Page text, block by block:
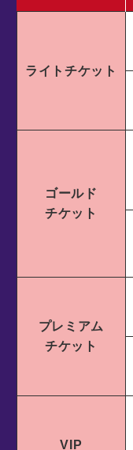
ライトチケット
ゴールド
チケット
プレミアム
チケット
VIP